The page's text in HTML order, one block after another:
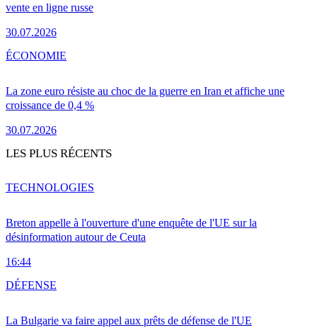
vente en ligne russe
30.07.2026
La zone euro résiste au choc de la guerre en Iran et affiche une
croissance de 0,4 %
30.07.2026
ÉCONOMIE
LES PLUS RÉCENTS
Breton appelle à l'ouverture d'une enquête de l'UE sur la
désinformation autour de Ceuta
16:44
TECHNOLOGIES
La Bulgarie va faire appel aux prêts de défense de l'UE
DÉFENSE